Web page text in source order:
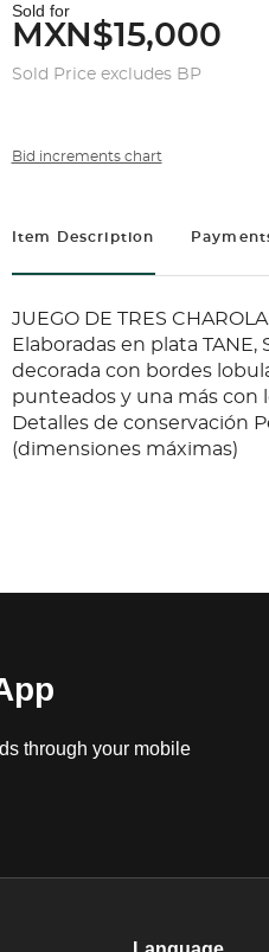
Sold for
MXN$15,000
Sold Price excludes BP
Bid increments chart
Item Description
JUEGO DE TRES
Elaboradas en plata TANE,
decorada con bordes
punteados y una más con
Detalles de conservación
(dimensiones máximas)
through your mobile